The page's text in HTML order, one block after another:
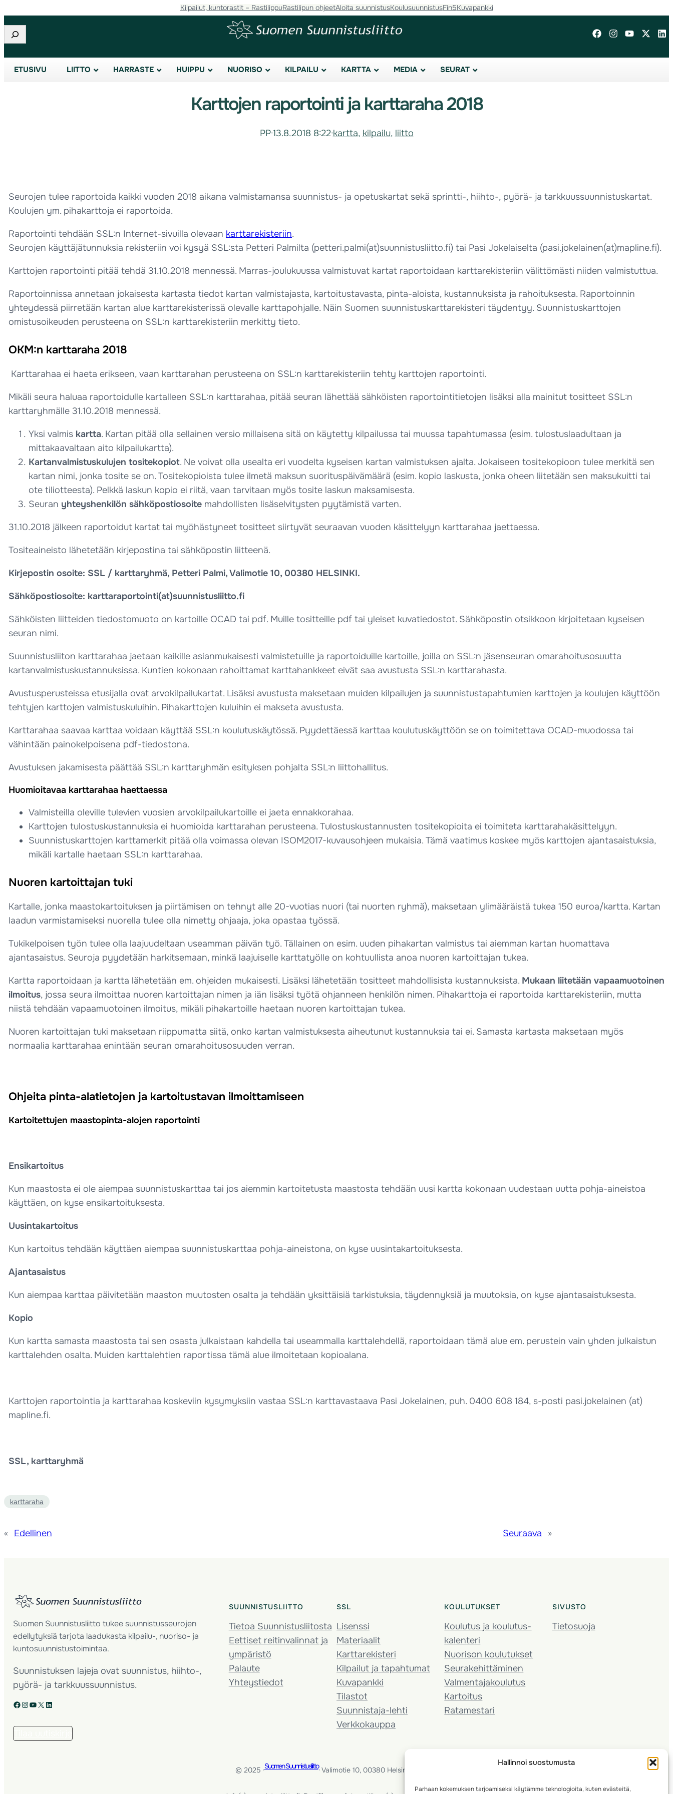
Hallinnoi suostumusta
Parhaan kokemuksen tarjoamiseksi käytämme teknologioita, kuten evästeitä,
Kilpailut, kuntorastit – RastilippuRastilipun ohjeetAloita suunnistusKoulusuunnistusFin5Kuvapankki
Etsi
ETUSIVU LIITTO HARRASTE HUIPPU NUORISO KILPAILU KARTTA MEDIA SEURAT
Karttojen raportointi ja karttaraha 2018
PP·13.8.2018 8:22·kartta, kilpailu, liitto
Seurojen tulee raportoida kaikki vuoden 2018 aikana valmistamansa suunnistus- ja opetuskartat sekä sprintti-, hiihto-, pyörä- ja tarkkuussuunnistuskartat.
Koulujen ym. pihakarttoja ei raportoida.
Raportointi tehdään SSL:n Internet-sivuilla olevaan karttarekisteriin.
Seurojen käyttäjätunnuksia rekisteriin voi kysyä SSL:sta Petteri Palmilta (petteri.palmi(at)suunnistusliitto.fi) tai Pasi Jokelaiselta (pasi.jokelainen(at)mapline.fi).
Karttojen raportointi pitää tehdä 31.10.2018 mennessä. Marras-joulukuussa valmistuvat kartat raportoidaan karttarekisteriin välittömästi niiden valmistuttua.
Raportoinnissa annetaan jokaisesta kartasta tiedot kartan valmistajasta, kartoitustavasta, pinta-aloista, kustannuksista ja rahoituksesta. Raportoinnin
yhteydessä piirretään kartan alue karttarekisterissä olevalle karttapohjalle. Näin Suomen suunnistuskarttarekisteri täydentyy. Suunnistuskarttojen
omistusoikeuden perusteena on SSL:n karttarekisteriin merkitty tieto.
OKM:n karttaraha 2018
Karttarahaa ei haeta erikseen, vaan karttarahan perusteena on SSL:n karttarekisteriin tehty karttojen raportointi.
Mikäli seura haluaa raportoidulle kartalleen SSL:n karttarahaa, pitää seuran lähettää sähköisten raportointitietojen lisäksi alla mainitut tositteet SSL:n
karttaryhmälle 31.10.2018 mennessä.
Yksi valmis kartta. Kartan pitää olla sellainen versio millaisena sitä on käytetty kilpailussa tai muussa tapahtumassa (esim. tulostuslaadultaan ja
mittakaavaltaan aito kilpailukartta).
Kartanvalmistuskulujen tositekopiot. Ne voivat olla usealta eri vuodelta kyseisen kartan valmistuksen ajalta. Jokaiseen tositekopioon tulee merkitä sen
kartan nimi, jonka tosite se on. Tositekopioista tulee ilmetä maksun suorituspäivämäärä (esim. kopio laskusta, jonka oheen liitetään sen maksukuitti tai
ote tiliotteesta). Pelkkä laskun kopio ei riitä, vaan tarvitaan myös tosite laskun maksamisesta.
Seuran yhteyshenkilön sähköpostiosoite mahdollisten lisäselvitysten pyytämistä varten.
31.10.2018 jälkeen raportoidut kartat tai myöhästyneet tositteet siirtyvät seuraavan vuoden käsittelyyn karttarahaa jaettaessa.
Tositeaineisto lähetetään kirjepostina tai sähköpostin liitteenä.
Kirjepostin osoite: SSL / karttaryhmä, Petteri Palmi, Valimotie 10, 00380 HELSINKI.
Sähköpostiosoite: karttaraportointi(at)suunnistusliitto.fi
Sähköisten liitteiden tiedostomuoto on kartoille OCAD tai pdf. Muille tositteille pdf tai yleiset kuvatiedostot. Sähköpostin otsikkoon kirjoitetaan kyseisen
seuran nimi.
Suunnistusliiton karttarahaa jaetaan kaikille asianmukaisesti valmistetuille ja raportoiduille kartoille, joilla on SSL:n jäsenseuran omarahoitusosuutta
kartanvalmistuskustannuksissa. Kuntien kokonaan rahoittamat karttahankkeet eivät saa avustusta SSL:n karttarahasta.
Avustusperusteissa etusijalla ovat arvokilpailukartat. Lisäksi avustusta maksetaan muiden kilpailujen ja suunnistustapahtumien karttojen ja koulujen käyttöön
tehtyjen karttojen valmistuskuluihin. Pihakarttojen kuluihin ei makseta avustusta.
Karttarahaa saavaa karttaa voidaan käyttää SSL:n koulutuskäytössä. Pyydettäessä karttaa koulutuskäyttöön se on toimitettava OCAD-muodossa tai
vähintään painokelpoisena pdf-tiedostona.
Avustuksen jakamisesta päättää SSL:n karttaryhmän esityksen pohjalta SSL:n liittohallitus.
Huomioitavaa karttarahaa haettaessa
Valmisteilla oleville tulevien vuosien arvokilpailukartoille ei jaeta ennakkorahaa.
Karttojen tulostuskustannuksia ei huomioida karttarahan perusteena. Tulostuskustannusten tositekopioita ei toimiteta karttarahakäsittelyyn.
Suunnistuskarttojen karttamerkit pitää olla voimassa olevan ISOM2017-kuvausohjeen mukaisia. Tämä vaatimus koskee myös karttojen ajantasaistuksia,
mikäli kartalle haetaan SSL:n karttarahaa.
Nuoren kartoittajan tuki
Kartalle, jonka maastokartoituksen ja piirtämisen on tehnyt alle 20-vuotias nuori (tai nuorten ryhmä), maksetaan ylimääräistä tukea 150 euroa/kartta. Kartan
laadun varmistamiseksi nuorella tulee olla nimetty ohjaaja, joka opastaa työssä.
Tukikelpoisen työn tulee olla laajuudeltaan useamman päivän työ. Tällainen on esim. uuden pihakartan valmistus tai aiemman kartan huomattava
ajantasaistus. Seuroja pyydetään harkitsemaan, minkä laajuiselle karttatyölle on kohtuullista anoa nuoren kartoittajan tukea.
Kartta raportoidaan ja kartta lähetetään em. ohjeiden mukaisesti. Lisäksi lähetetään tositteet mahdollisista kustannuksista. Mukaan liitetään vapaamuotoinen
ilmoitus, jossa seura ilmoittaa nuoren kartoittajan nimen ja iän lisäksi työtä ohjanneen henkilön nimen. Pihakarttoja ei raportoida karttarekisteriin, mutta
niistä tehdään vapaamuotoinen ilmoitus, mikäli pihakartoille haetaan nuoren kartoittajan tukea.
Nuoren kartoittajan tuki maksetaan riippumatta siitä, onko kartan valmistuksesta aiheutunut kustannuksia tai ei. Samasta kartasta maksetaan myös
normaalia karttarahaa enintään seuran omarahoitusosuuden verran.
Ohjeita pinta-alatietojen ja kartoitustavan ilmoittamiseen
Kartoitettujen maastopinta-alojen raportointi
Ensikartoitus
Kun maastosta ei ole aiempaa suunnistuskarttaa tai jos aiemmin kartoitetusta maastosta tehdään uusi kartta kokonaan uudestaan uutta pohja-aineistoa
käyttäen, on kyse ensikartoituksesta.
Uusintakartoitus
Kun kartoitus tehdään käyttäen aiempaa suunnistuskarttaa pohja-aineistona, on kyse uusintakartoituksesta.
Ajantasaistus
Kun aiempaa karttaa päivitetään maaston muutosten osalta ja tehdään yksittäisiä tarkistuksia, täydennyksiä ja muutoksia, on kyse ajantasaistuksesta.
Kopio
Kun kartta samasta maastosta tai sen osasta julkaistaan kahdella tai useammalla karttalehdellä, raportoidaan tämä alue em. perustein vain yhden julkaistun
karttalehden osalta. Muiden karttalehtien raportissa tämä alue ilmoitetaan kopioalana.
Karttojen raportointia ja karttarahaa koskeviin kysymyksiin vastaa SSL:n karttavastaava Pasi Jokelainen, puh. 0400 608 184, s-posti pasi.jokelainen (at)
mapline.fi.
SSL, karttaryhmä
karttaraha
« Edellinen Seuraava »
Suomen Suunnistusliitto tukee suunnistusseurojen
edellytyksiä tarjota laadukasta kilpailu-, nuoriso- ja
kuntosuunnistustoimintaa.
Suunnistuksen lajeja ovat suunnistus, hiihto-,
pyörä- ja tarkkuussuunnistus.
Facebook Instagram YouTube X LinkedIn
SUUNNISTUSLIITTO
Tietoa Suunnistusliitosta
Eettiset reitinvalinnat ja
ympäristö
Palaute
Yhteystiedot
SSL
Lisenssi
Materiaalit
Karttarekisteri
Kilpailut ja tapahtumat
Kuvapankki
Tilastot
Suunnistaja-lehti
Verkkokauppa
KOULUTUKSET
Koulutus ja koulutus­
kalenteri
Nuorison koulutukset
Seura­kehittäminen
Valmentaja­koulutus
Kartoitus
Ratamestari
SIVUSTO
Tietosuoja
© 2025 ·Suomen Suunnistusliitto· Valimotie 10, 00380 Helsinki, Finland